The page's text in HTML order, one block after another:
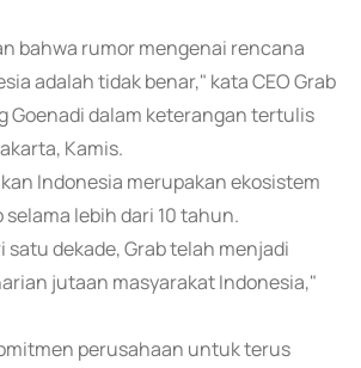
bahwa rumor mengenai rencana
adalah tidak benar," kata CEO Grab
Goenadi dalam keterangan tertulis
Kamis.
Indonesia merupakan ekosistem
selama lebih dari 10 tahun.
satu dekade, Grab telah menjadi
jutaan masyarakat Indonesia,"
perusahaan untuk terus